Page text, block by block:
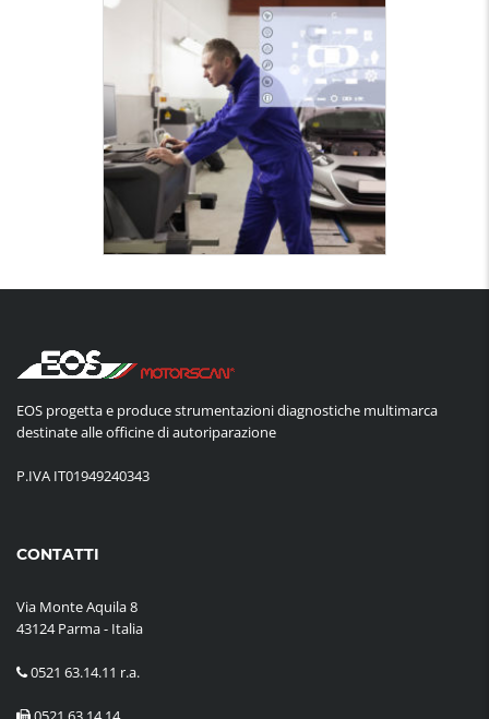
EOS progetta e produce strumentazioni diagnostiche multimarca
destinate alle officine di autoriparazione
P.IVA IT01949240343
CONTATTI
Via Monte Aquila 8
43124 Parma - Italia
0521 63.14.11 r.a.